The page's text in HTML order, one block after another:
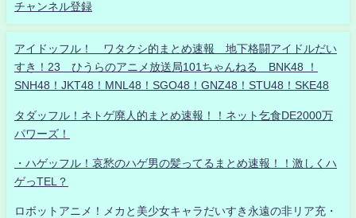
チャンネル登録
アイドッフル！ ワタクシ的まとめ速報 地下格闘アイドルだい
すき！23 ひうらのアニメ放送局101ちゃんねる BNK48 ！
SNH48！JKT48！MNL48！SGO48！GNZ48！STU48！SKE48
タダッフル！ネトゲ廃人的まとめ速報！！ネット乞食DE2000万
パワーズ！
・ハゲッフル！哀愁のハゲ男の髪ってるまとめ速報！！激しくハ
ゲっTEL？
ロボットアニメ！メカと美少女キャラだいすき永遠の非リア充・